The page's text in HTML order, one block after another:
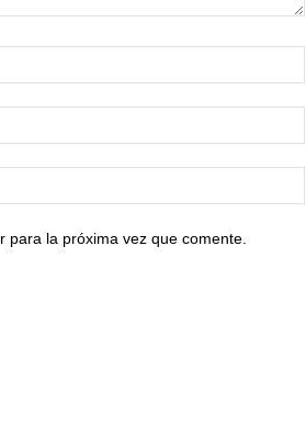
la próxima vez que comente.